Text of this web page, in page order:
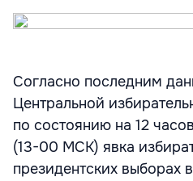
Согласно последним
Центральной
по состоянию на 12
(13-00 МСК) явка
президентских выборах